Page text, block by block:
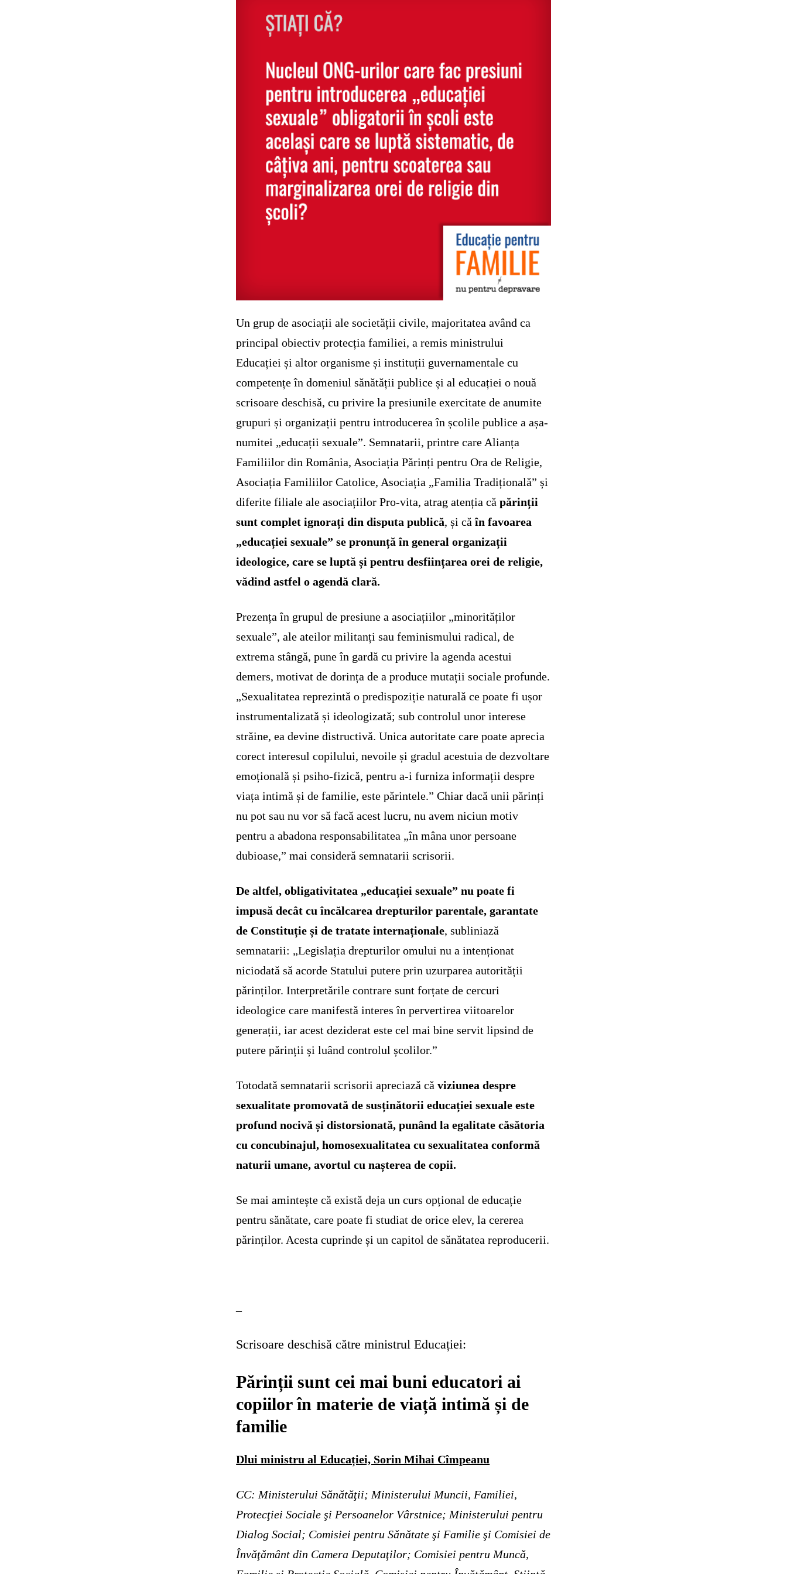
Un grup de asociații ale societății civile, majoritatea având ca
principal obiectiv protecția familiei, a remis ministrului
Educației și altor organisme și instituții guvernamentale cu
competențe în domeniul sănătății publice și al educației o nouă
scrisoare deschisă, cu privire la presiunile exercitate de anumite
grupuri și organizații pentru introducerea în școlile publice a așa-
numitei „educații sexuale”. Semnatarii, printre care Alianța
Familiilor din România, Asociația Părinți pentru Ora de Religie,
Asociația Familiilor Catolice, Asociația „Familia Tradițională” și
diferite filiale ale asociațiilor Pro-vita, atrag atenția căpărinții
sunt complet ignorați din disputa publică, și căîn favoarea
„educației sexuale” se pronunță în general organizații
ideologice, care se luptă și pentru desființarea orei de religie,
vădind astfel o agendă clară.
Prezența în grupul de presiune a asociațiilor „minorităților
sexuale”, ale ateilor militanți sau feminismului radical, de
extrema stângă, pune în gardă cu privire la agenda acestui
demers, motivat de dorința de a produce mutații sociale profunde.
„Sexualitatea reprezintă o predispoziție naturală ce poate fi ușor
instrumentalizată și ideologizată; sub controlul unor interese
străine, ea devine distructivă. Unica autoritate care poate aprecia
corect interesul copilului, nevoile și gradul acestuia de dezvoltare
emoțională și psiho-fizică, pentru a-i furniza informații despre
viața intimă și de familie, este părintele.” Chiar dacă unii părinți
nu pot sau nu vor să facă acest lucru, nu avem niciun motiv
pentru a abadona responsabilitatea „în mâna unor persoane
dubioase,” mai consideră semnatarii scrisorii.
De altfel, obligativitatea „educației sexuale” nu poate fi
impusă decât cu încălcarea drepturilor parentale, garantate
de Constituție și de tratate internaționale, subliniază
semnatarii: „Legislația drepturilor omului nu a intenționat
niciodată să acorde Statului putere prin uzurparea autorității
părinților. Interpretările contrare sunt forțate de cercuri
ideologice care manifestă interes în pervertirea viitoarelor
generații, iar acest deziderat este cel mai bine servit lipsind de
putere părinții și luând controlul școlilor.”
Totodată semnatarii scrisorii apreciază căviziunea despre
sexualitate promovată de susținătorii educației sexuale este
profund nocivă și distorsionată, punând la egalitate căsătoria
cu concubinajul, homosexualitatea cu sexualitatea conformă
naturii umane, avortul cu nașterea de copii.
Se mai amintește că există deja un curs opțional de educație
pentru sănătate, care poate fi studiat de orice elev, la cererea
părinților. Acesta cuprinde și un capitol de sănătatea reproducerii.
–
Scrisoare deschisă către ministrul Educației:
Părinții sunt cei mai buni educatori ai
copiilor în materie de viață intimă și de
familie
Dlui ministru al Educației, Sorin Mihai Cîmpeanu
CC: Ministerului Sănătăţii; Ministerului Muncii, Familiei,
Protecţiei Sociale şi Persoanelor Vârstnice; Ministerului pentru
Dialog Social; Comisiei pentru Sănătate şi Familie şi Comisiei de
Învăţământ din Camera Deputaţilor; Comisiei pentru Muncă,